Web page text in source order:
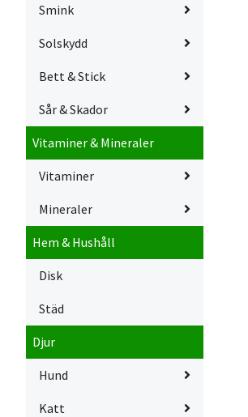
Smink
Solskydd
Bett & Stick
Sår & Skador
Vitaminer & Mineraler
Vitaminer
Mineraler
Hem & Hushåll
Disk
Städ
Djur
Hund
Katt